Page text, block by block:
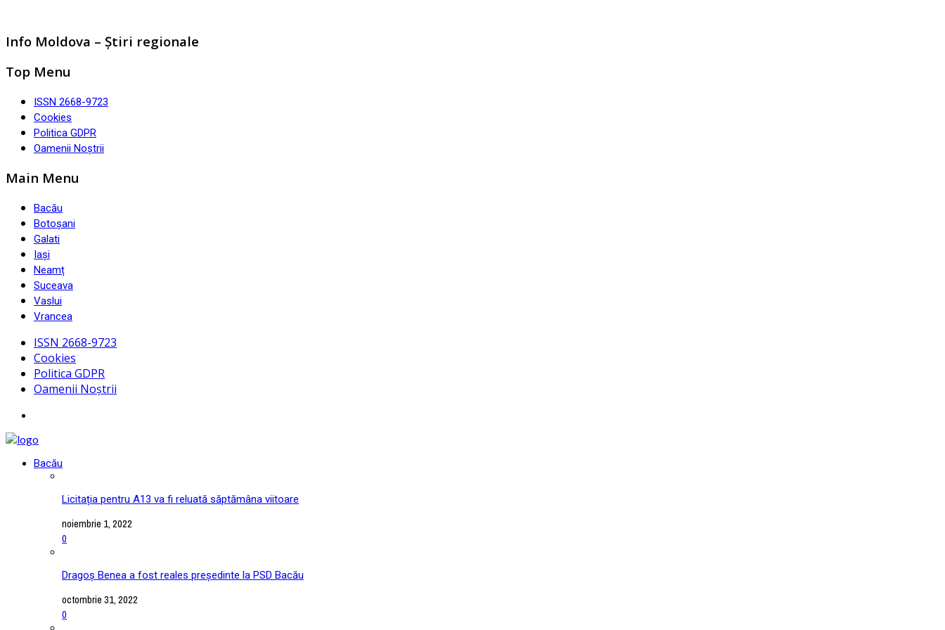
Info Moldova – Știri regionale
Top Menu
ISSN 2668-9723
Cookies
Politica GDPR
Oamenii Noștrii
Main Menu
Bacău
Botoșani
Galati
Iași
Neamț
Suceava
Vaslui
Vrancea
ISSN 2668-9723
Cookies
Politica GDPR
Oamenii Noștrii
Bacău
Licitația pentru A13 va fi reluată săptămâna viitoare
noiembrie 1, 2022
0
Dragoș Benea a fost reales președinte la PSD Bacău
octombrie 31, 2022
0